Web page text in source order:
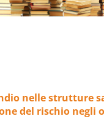
nelle strutture
del rischio negli